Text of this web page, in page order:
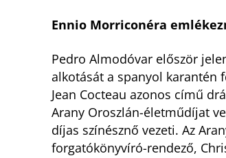
Ennio Morriconéra
Pedro Almodóvar először
alkotását a spanyol karantén
Jean Cocteau azonos című
Arany Oroszlán-életműdíjat
díjas színésznő vezeti. Az
forgatókönyvíró-rendező,